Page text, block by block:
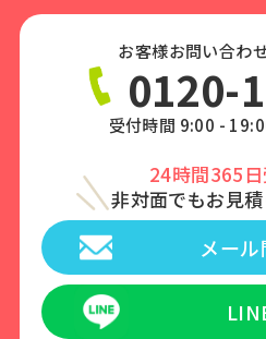
お客様お問い合わ
0120-
受付時間 9:00 -
24時間365日
非対面でもお見
メー